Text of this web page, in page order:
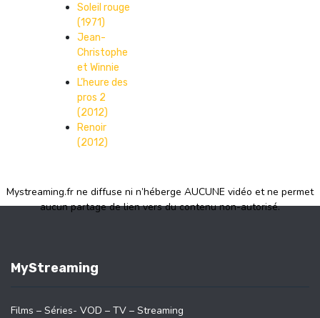
Soleil rouge
(1971)
Jean-
Christophe
et Winnie
L’heure des
pros 2
(2012)
Renoir
(2012)
Mystreaming.fr ne diffuse ni n’héberge AUCUNE vidéo et ne permet
aucun partage de lien vers du contenu non-autorisé.
MyStreaming
Films – Séries- VOD – TV – Streaming